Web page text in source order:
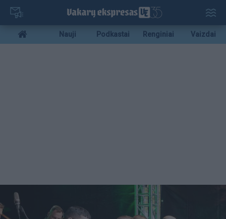
Pereiti
pagrindinį
turinį
Mobile
menu
Nauji Podkastai Renginiai Vaizdai